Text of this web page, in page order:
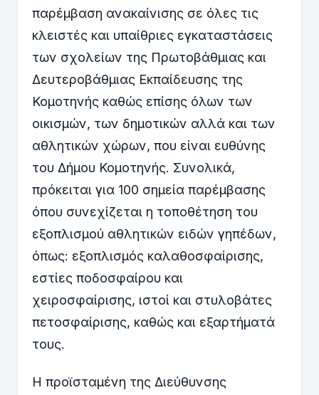
παρέμβαση ανακαίνισης σε όλες τις
κλειστές και υπαίθριες εγκαταστάσεις
των σχολείων της Πρωτοβάθμιας και
Δευτεροβάθμιας Εκπαίδευσης της
Κομοτηνής καθώς επίσης όλων των
οικισμών, των δημοτικών αλλά και των
αθλητικών χώρων, που είναι ευθύνης
του Δήμου Κομοτηνής. Συνολικά,
πρόκειται για 100 σημεία παρέμβασης
όπου συνεχίζεται η τοποθέτηση του
εξοπλισμού αθλητικών ειδών γηπέδων,
όπως: εξοπλισμός καλαθοσφαίρισης,
εστίες ποδοσφαίρου και
χειροσφαίρισης, ιστοί και στυλοβάτες
πετοσφαίρισης, καθώς και εξαρτήματά
τους.
Η προϊσταμένη της Διεύθυνσης